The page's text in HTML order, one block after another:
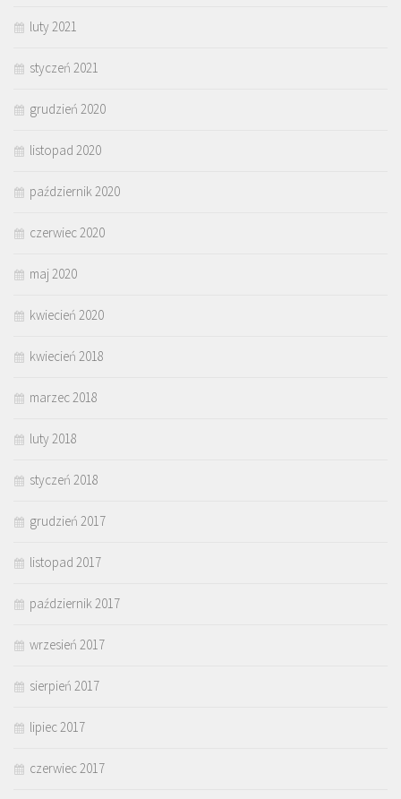
luty 2021
styczeń 2021
grudzień 2020
listopad 2020
październik 2020
czerwiec 2020
maj 2020
kwiecień 2020
kwiecień 2018
marzec 2018
luty 2018
styczeń 2018
grudzień 2017
listopad 2017
październik 2017
wrzesień 2017
sierpień 2017
lipiec 2017
czerwiec 2017